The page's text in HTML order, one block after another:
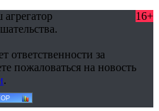
16+
ответственности за
пожаловаться на новость
.